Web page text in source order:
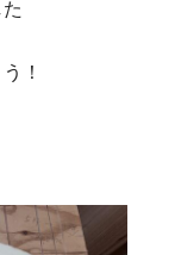
！